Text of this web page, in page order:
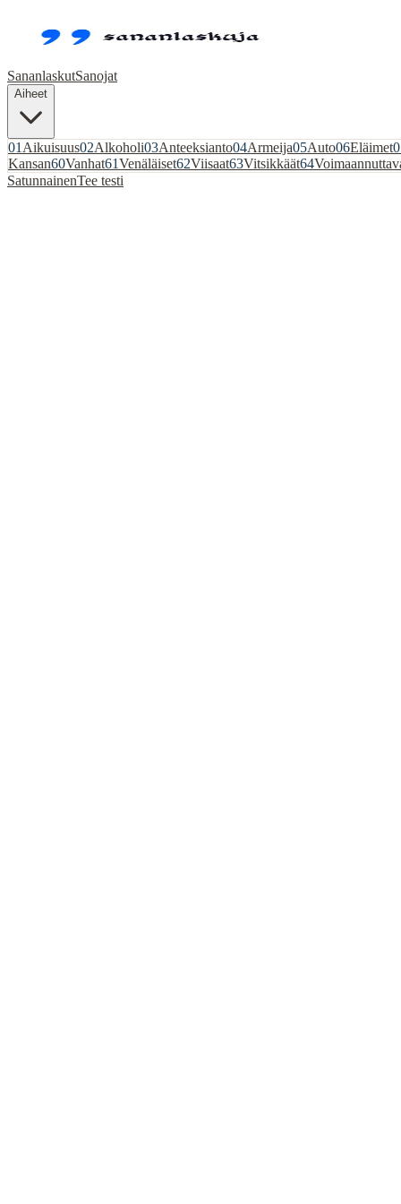
SananlaskutSanojat
Aiheet
01 Aikuisuus02Alkoholi03Anteeksianto04Armeija05Auto06Eläimet
Kansan60Vanhat61Venäläiset62Viisaat63Vitsikkäät64
SatunnainenTee testi